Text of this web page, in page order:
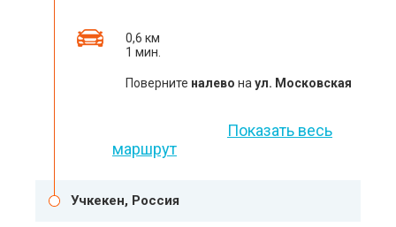
0,6 км
1 мин.
Поверните налево на ул. Московская
Показать весь
маршрут
Учкекен, Россия